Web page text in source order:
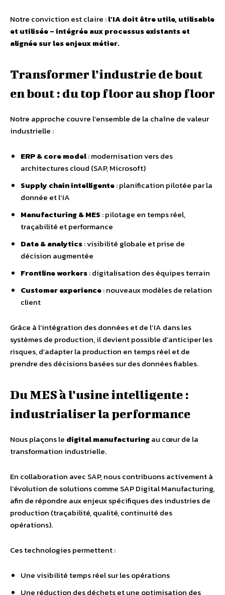
Notre conviction est claire :l’IA doit être utile, utilisable
et utilisée – intégrée aux processus existants et
alignée sur les enjeux métier.
Transformer l’industrie de bout
en bout : du top floor au shop floor
Notre approche couvre l’ensemble de la chaîne de valeur
industrielle :
ERP & core model: modernisation vers des
architectures cloud (SAP, Microsoft)
Supply chain intelligente: planification pilotée par la
donnée et l’IA
Manufacturing & MES : pilotage en temps réel,
traçabilité et performance
Data & analytics: visibilité globale et prise de
décision augmentée
Frontline workers: digitalisation des équipes terrain
Customer experience: nouveaux modèles de relation
client
Grâce à l’intégration des données et de l’IA dans les
systèmes de production, il devient possible d’anticiper les
risques, d’adapter la production en temps réel et de
prendre des décisions basées sur des données fiables.
Du MES à l’usine intelligente :
industrialiser la performance
Nous plaçons le digital manufacturingau cœur de la
transformation industrielle.
En collaboration avec SAP, nous contribuons activement à
l’évolution de solutions comme SAP Digital Manufacturing,
afin de répondre aux enjeux spécifiques des industries de
production (traçabilité, qualité, continuité des
opérations).
Ces technologies permettent :
Une visibilité temps réel sur les opérations
Une réduction des déchets et une optimisation des